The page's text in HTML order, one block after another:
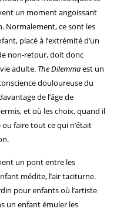
un moment angoissant
Normalement, ce sont les
placé à l’extrémité d’un
non-retour, doit donc
adulte. The Dilemmaest un
douloureuse du
de l’âge de
et où les choix, quand il
faire tout ce qui n’était
un pont entre les
médite, l’air taciturne.
pour enfants où l’artiste
un enfant émuler les